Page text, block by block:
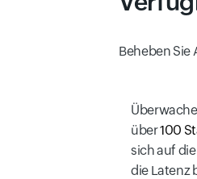
Beheben
über100
sich auf
die Latenz